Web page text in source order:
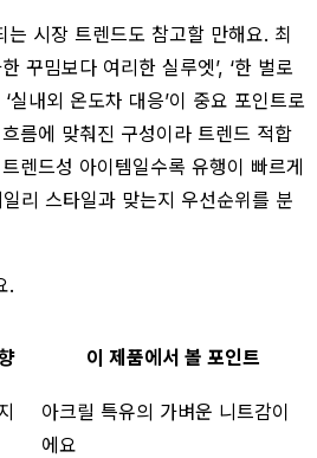
는 시장 트렌드도 참고할 만해요. 최
꾸밈보다 여리한 실루엣’, ‘한 벌로
실내외 온도차 대응’이 중요 포인트로
름에 맞춰진 구성이라 트렌드 적합
렌드성 아이템일수록 유행이 빠르게
리 스타일과 맞는지 우선순위를 분
.
이 제품에서 볼 포인트
아크릴 특유의 가벼운 니트감이
에요